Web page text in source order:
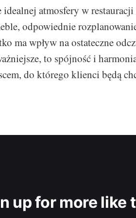
atmosfery w
odpowiednie
ma wpływ na ostateczne
to spójność i
do którego klienci będą
up for more like